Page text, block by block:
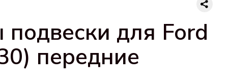
для Ford
передние